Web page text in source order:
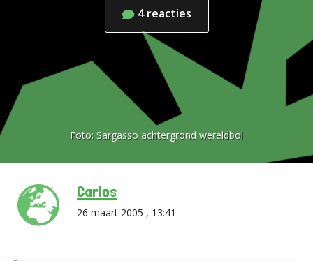
4 reacties
Foto: Sargasso achtergrond wereldbol
Carlos
26 maart 2005 , 13:41